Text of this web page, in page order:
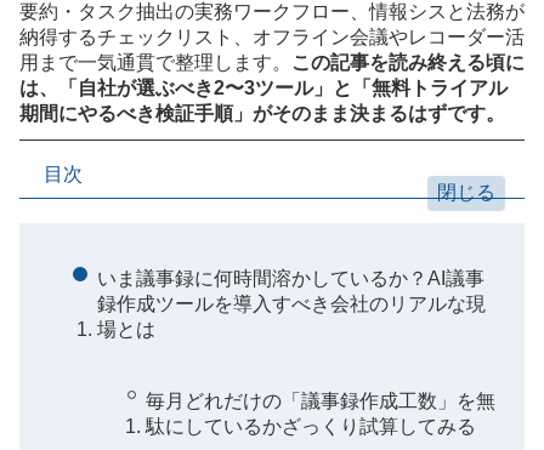
要約・タスク抽出の実務ワークフロー、情報シスと法務が
納得するチェックリスト、オフライン会議やレコーダー活
用まで一気通貫で整理します。
この記事を読み終える頃に
は、「自社が選ぶべき2〜3ツール」と「無料トライアル
期間にやるべき検証手順」がそのまま決まるはずです。
目次
いま議事録に何時間溶かしているか？AI議事
録作成ツールを導入すべき会社のリアルな現
場とは
毎月どれだけの「議事録作成工数」を無
駄にしているかざっくり試算してみる